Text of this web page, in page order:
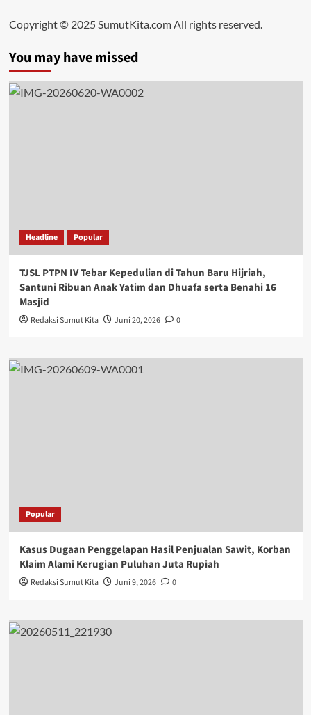
Copyright © 2025 SumutKita.com All rights reserved.
You may have missed
Headline Popular
TJSL PTPN IV Tebar Kepedulian di Tahun Baru Hijriah,
Santuni Ribuan Anak Yatim dan Dhuafa serta Benahi 16
Masjid
Redaksi Sumut Kita Juni 20, 2026 0
Popular
Kasus Dugaan Penggelapan Hasil Penjualan Sawit, Korban
Klaim Alami Kerugian Puluhan Juta Rupiah
Redaksi Sumut Kita Juni 9, 2026 0